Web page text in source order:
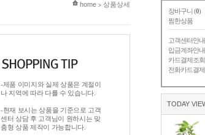
장바구니 (0)
찜한상품
고객센터안내
입금계좌안내
카드결제조회
전화카드결제
TODAY
현재 위치
home > 상품상세
-제품 이미지와 실제 상품은 계절이
나 지역에 따라 다를 수 있습니다.
-현재 보시는 상품을 기준으로 고객
센터 상담 후 고객님이 원하시는 맞
춤형 상품 제작이 가능합니다.